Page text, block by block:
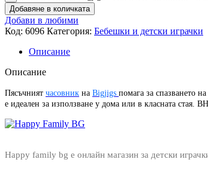
Добавяне в количката
Добави в любими
Код: 6096 Категория: Бебешки и детски играчки
Описание
Описание
Пясъчният часовник на Bigjigs помага за спазването
е идеален за използване у дома или в класната
Happy family bg е онлайн магазин за детски